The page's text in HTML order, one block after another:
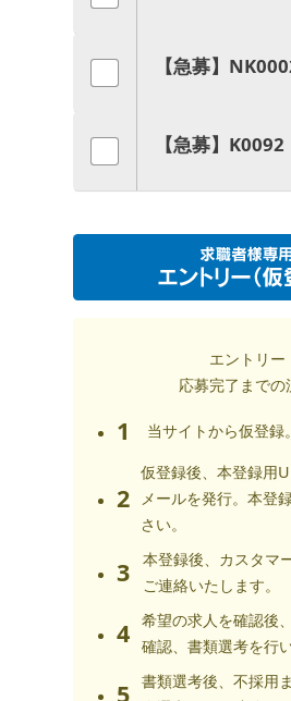
【急募】
【急募】
エントリー
応募完了までの
1 当サイトから仮登録。
2
仮登録後、本登録用
メールを発行。本登
さい。
3
本登録後、カスタマ
ご連絡いたします。
4 希望の求人を確認後
確認、書類選考を行い
5 書類選考後、不採用